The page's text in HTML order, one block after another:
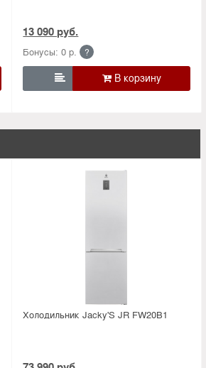
13 090 руб.
Бонусы: 0 р. ?

Холодильник Jacky'S JR FW20B1